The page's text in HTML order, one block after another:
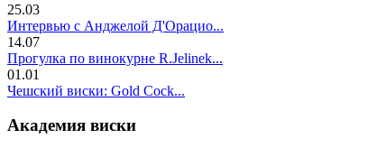
25.03
Интервью с Анджелой Д'Орацио...
14.07
Прогулка по винокурне R.Jelinek...
01.01
Чешский виски: Gold Cock...
Академия виски